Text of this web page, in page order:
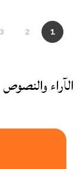
1
2
3
الآراء